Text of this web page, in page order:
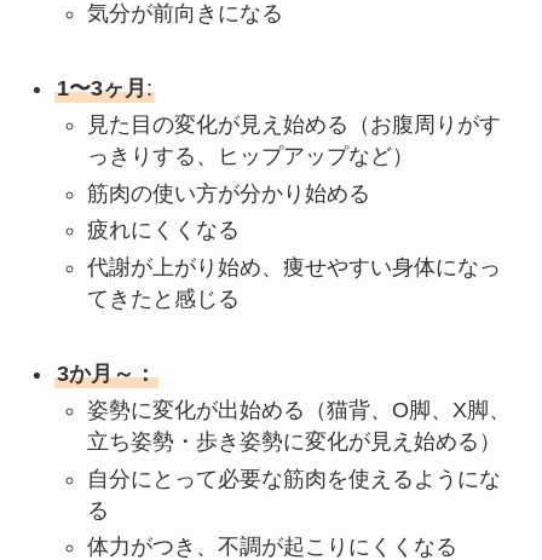
気分が前向きになる
1〜3ヶ月:
見た目の変化が見え始める（お腹周りがす
っきりする、ヒップアップなど）
筋肉の使い方が分かり始める
疲れにくくなる
代謝が上がり始め、痩せやすい身体になっ
てきたと感じる
3か月～：
姿勢に変化が出始める（猫背、O脚、X脚、
立ち姿勢・歩き姿勢に変化が見え始める）
自分にとって必要な筋肉を使えるようにな
る
体力がつき、不調が起こりにくくなる